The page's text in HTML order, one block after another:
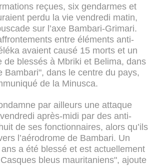
reçues, six gendarmes et
perdu la vie vendredi matin,
sur l’axe Bambari-Grimari.
entre éléments anti-
avaient causé 15 morts et un
de blessés à Mbriki et Belima, dans
Bambari", dans le centre du pays,
de la Minusca.
par ailleurs une attaque
après-midi par des anti-
de ses fonctionnaires, alors qu’ils
l’aérodrome de Bambari. Un
a été blessé et est actuellement
bleus mauritaniens", ajoute